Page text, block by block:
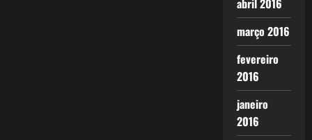
abril 2016
março 2016
fevereiro
2016
janeiro
2016